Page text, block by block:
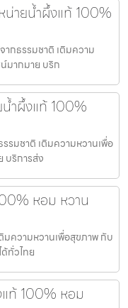
น่ายน้ำผึ้งแท้ 100%
กธรรมชาติ เติมความ
มากมาย บริก
ำผึ้งแท้ 100%
รมชาติ เติมความหวานเพื่อ
บริการส่ง
หอม หวาน
มความหวานเพื่อสุขภาพ กับ
ทั่วไทย
ท้ 100% หอม